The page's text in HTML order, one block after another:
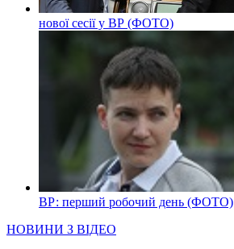
нової сесії у ВР (ФОТО)
ВР: перший робочий день (ФОТО)
НОВИНИ З ВІДЕО